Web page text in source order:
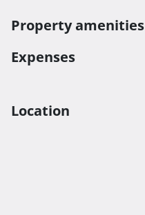
Property amenities
Expenses
Location